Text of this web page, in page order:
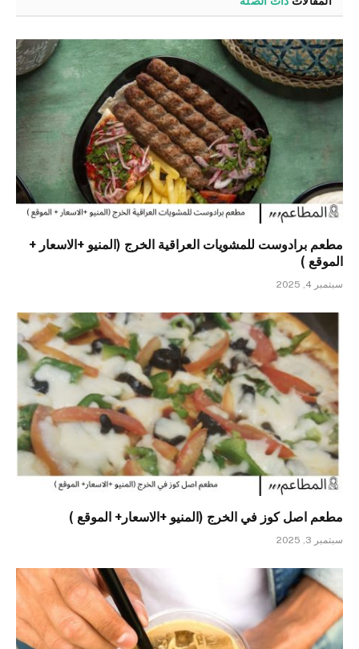
مطعم برادوست للمشويات العراقية الخرج (المنيو +الاسعار +
الموقع )
سبتمبر 4, 2025
مطعم اصل كوز في الخرج (المنيو +الاسعار+ الموقع )
سبتمبر 3, 2025